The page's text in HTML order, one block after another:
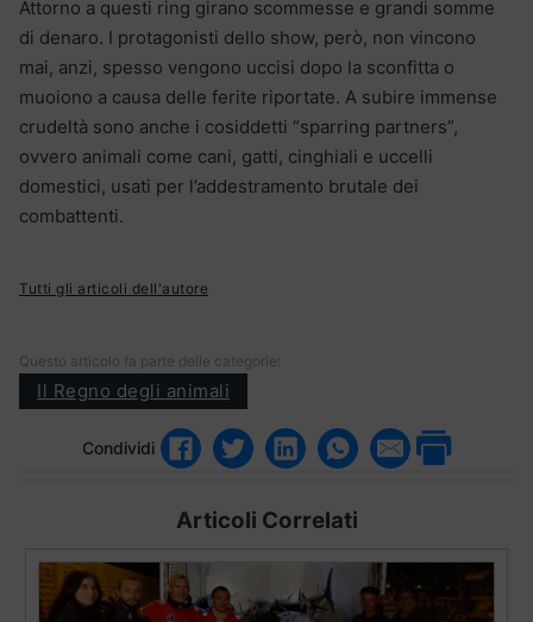
Attorno a questi ring girano scommesse e grandi somme
di denaro. I protagonisti dello show, però, non vincono
mai, anzi, spesso vengono uccisi dopo la sconfitta o
muoiono a causa delle ferite riportate. A subire immense
crudeltà sono anche i cosiddetti “sparring partners”,
ovvero animali come cani, gatti, cinghiali e uccelli
domestici, usati per l’addestramento brutale dei
combattenti.
Tutti gli articoli dell'autore
Questo articolo fa parte delle categorie:
Il Regno degli animali
Condividi
Articoli Correlati